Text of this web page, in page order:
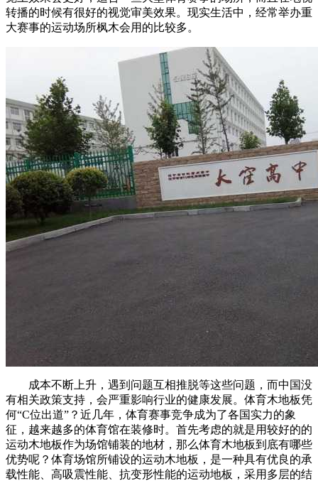
转播的时候有很好的视觉审美效果。现实生活中，经常举办重
大赛事的运动场所枫木会用的比较多。
成本不断上升，遇到问题互相推脱等这些问题，而中国没
有相关政策支持，会严重影响行业的健康发展。体育木地板凭
何“C位出道”？近几年，体育赛事竞争成为了各国实力的象
征，越来越多的体育馆在装修时。首先考虑的就是用较好的的
运动木地板作为场馆铺装的地材，那么体育木地板到底有哪些
优势呢？体育场馆所铺设的运动木地板，是一种具有优良的承
载性能、高吸震性能、抗变形性能的运动地板，采用多层的结